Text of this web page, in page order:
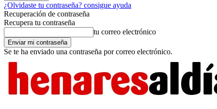
¿Olvidaste tu contraseña? consigue ayuda
Recuperación de contraseña
Recupera tu contraseña
tu correo electrónico
Se te ha enviado una contraseña por correo electrónico.